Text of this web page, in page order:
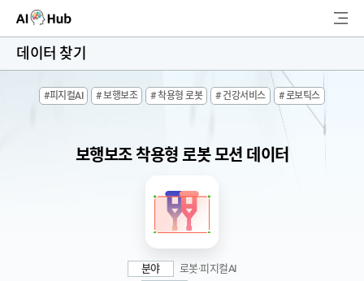
AI-Hub
AI 데이터찾기
검
색
데이터 찾기
#피지컬AI # 보행보조 # 착용형 로봇 # 건강서비스 # 로보틱스
보행보조 착용형 로봇 모션 데이터
분야
로봇·피지컬AI